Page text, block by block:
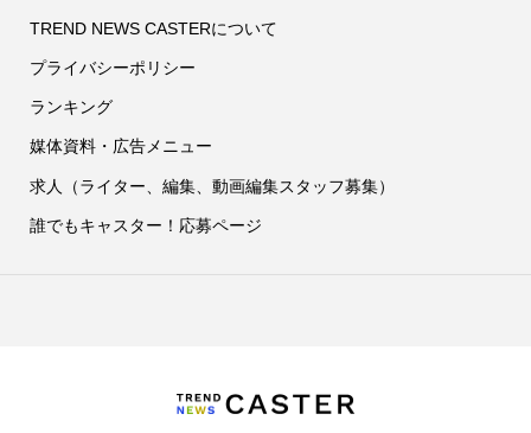
TREND NEWS CASTERについて
プライバシーポリシー
ランキング
媒体資料・広告メニュー
求人（ライター、編集、動画編集スタッフ募集）
誰でもキャスター！応募ページ